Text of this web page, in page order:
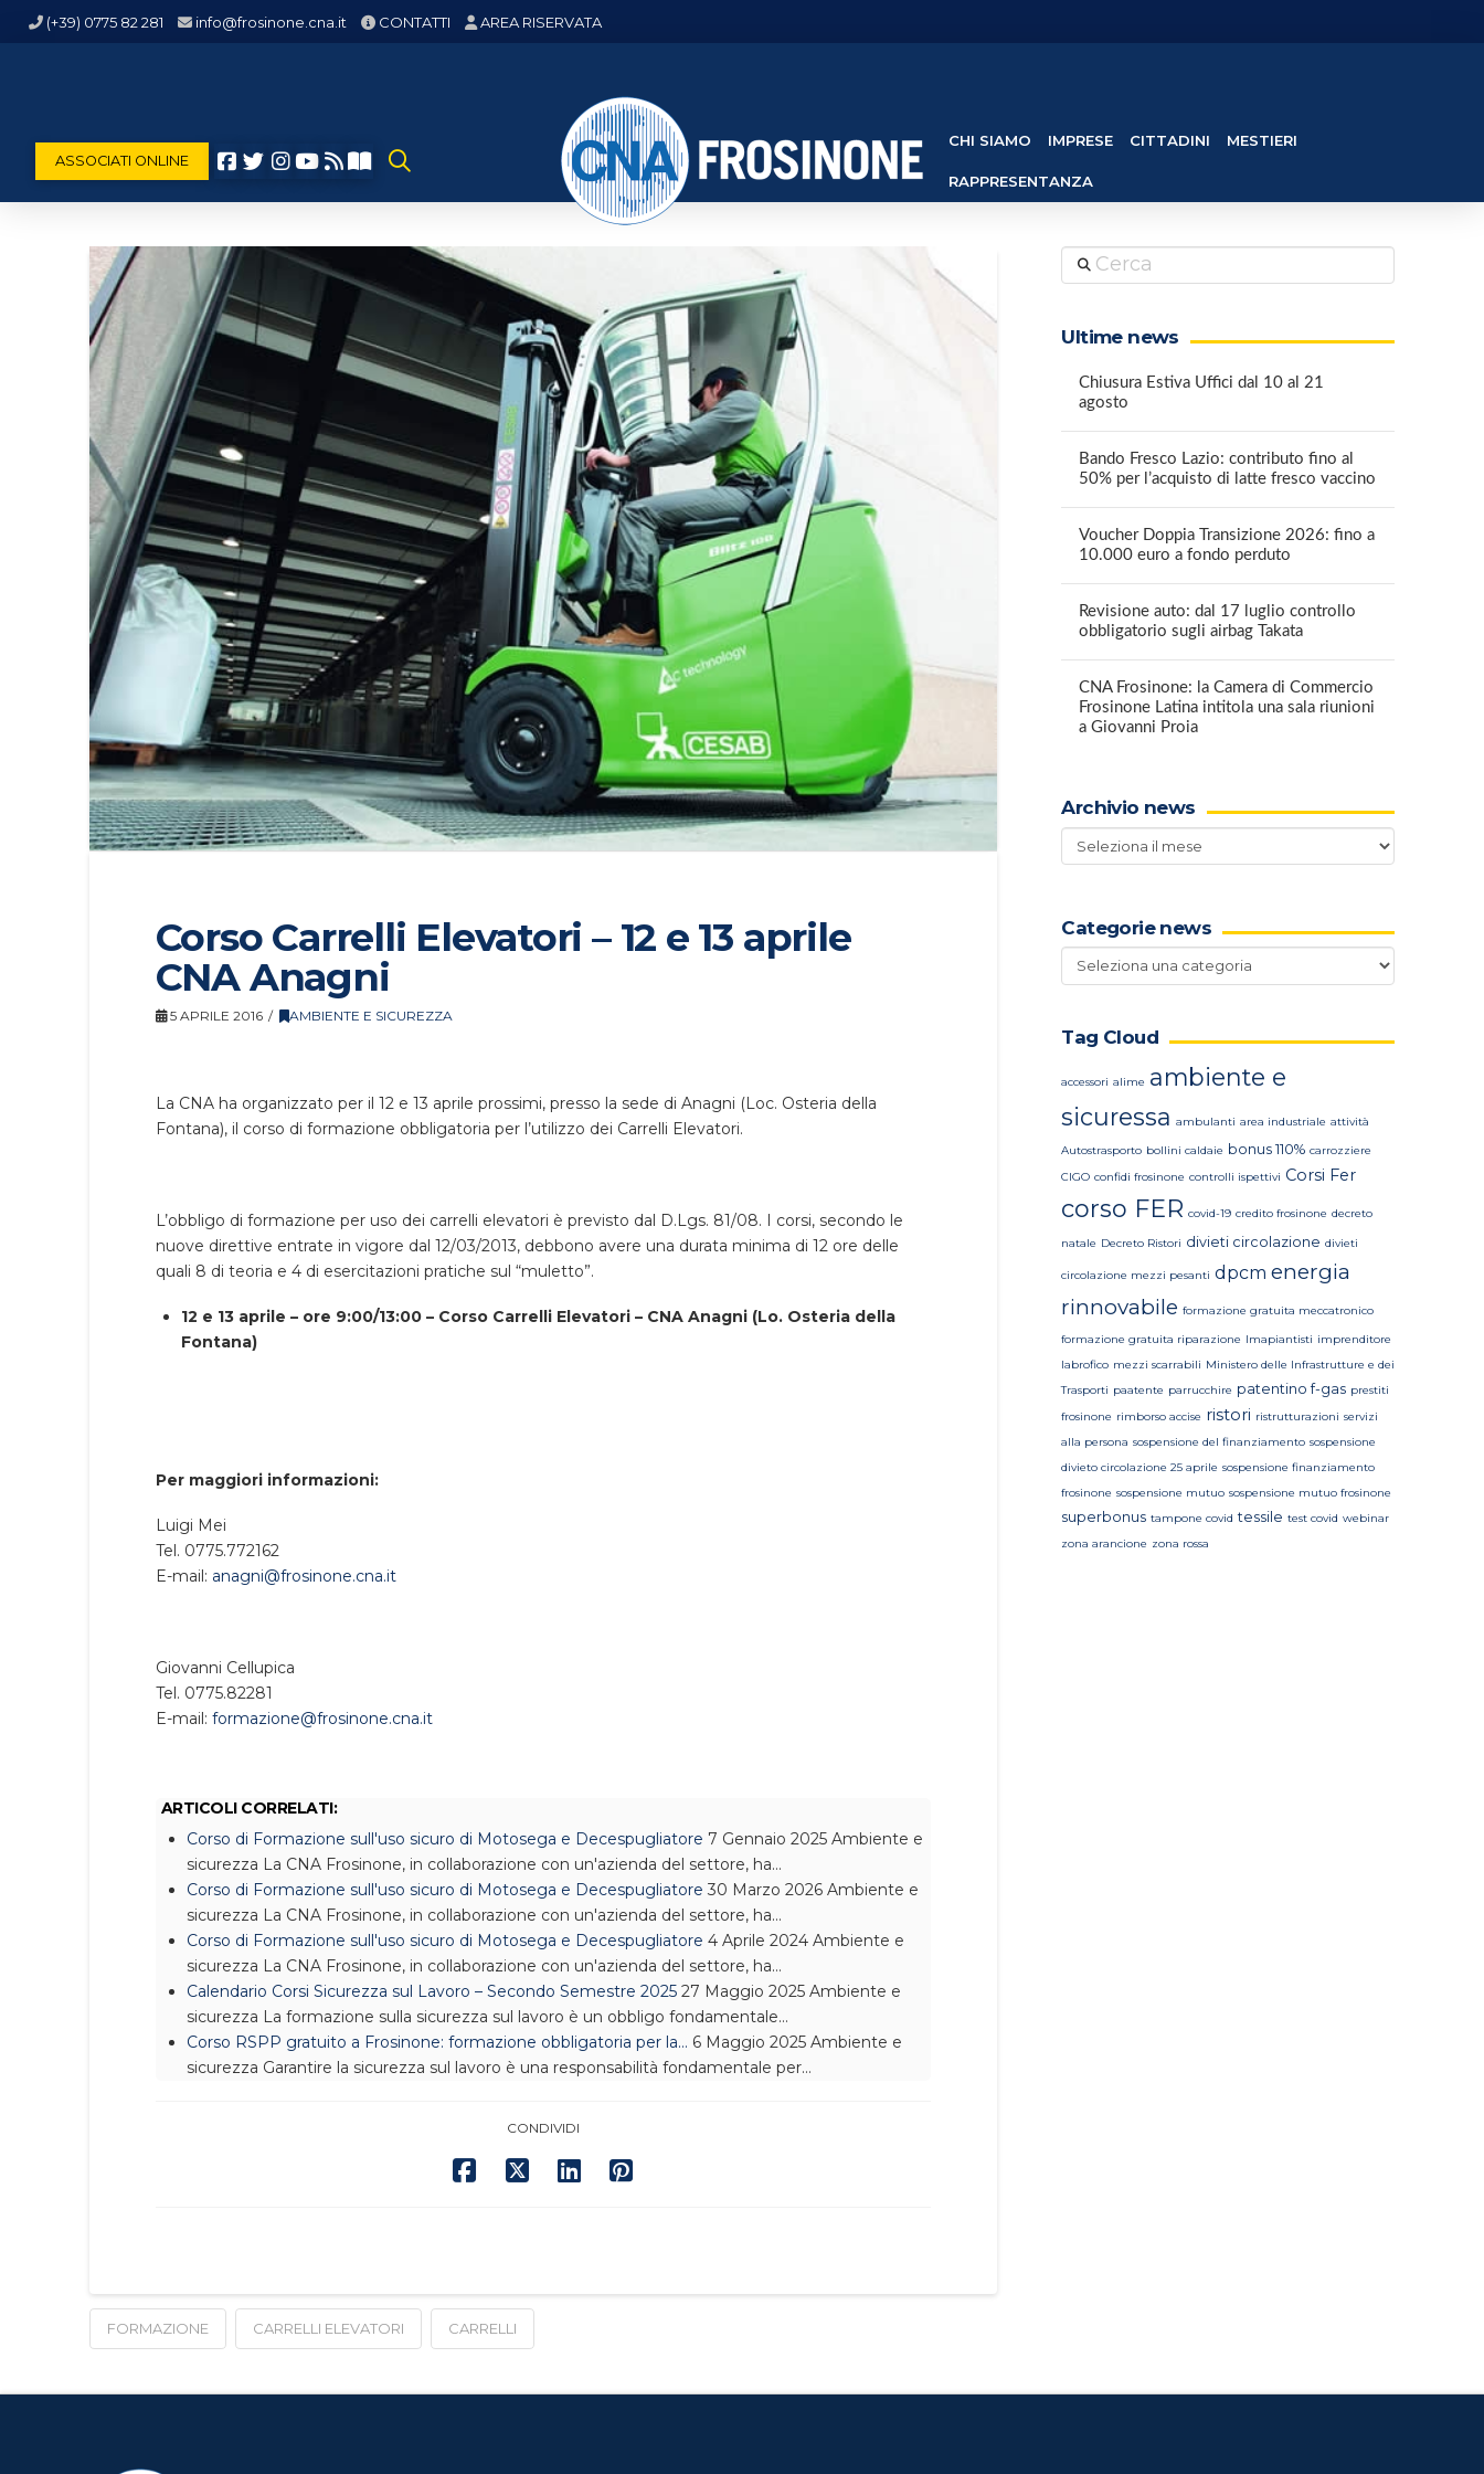
(+39) 0775 82 281 info@frosinone.cna.it CONTATTI AREA RISERVATA
ASSOCIATI ONLINE
CHI SIAMO IMPRESE CITTADINI MESTIERI
RAPPRESENTANZA
Corso Carrelli Elevatori – 12 e 13 aprile
CNA Anagni
5 APRILE 2016 AMBIENTE E SICUREZZA
La CNA ha organizzato per il 12 e 13 aprile prossimi, presso la sede di Anagni (Loc. Osteria della
Fontana), il corso di formazione obbligatoria per l’utilizzo dei Carrelli Elevatori.
L’obbligo di formazione per uso dei carrelli elevatori è previsto dal D.Lgs. 81/08. I corsi, secondo le
nuove direttive entrate in vigore dal 12/03/2013, debbono avere una durata minima di 12 ore delle
quali 8 di teoria e 4 di esercitazioni pratiche sul “muletto”.
12 e 13 aprile – ore 9:00/13:00 – Corso Carrelli Elevatori – CNA Anagni (Lo. Osteria della
Fontana)
Per maggiori informazioni:
Luigi Mei
Tel. 0775.772162
E-mail: anagni@frosinone.cna.it
Giovanni Cellupica
Tel. 0775.82281
E-mail: formazione@frosinone.cna.it
ARTICOLI CORRELATI:
Corso di Formazione sull'uso sicuro di Motosega e Decespugliatore 7 Gennaio 2025 Ambiente e
sicurezza La CNA Frosinone, in collaborazione con un'azienda del settore, ha…
Corso di Formazione sull'uso sicuro di Motosega e Decespugliatore 30 Marzo 2026 Ambiente e
sicurezza La CNA Frosinone, in collaborazione con un'azienda del settore, ha…
Corso di Formazione sull'uso sicuro di Motosega e Decespugliatore 4 Aprile 2024 Ambiente e
sicurezza La CNA Frosinone, in collaborazione con un'azienda del settore, ha…
Calendario Corsi Sicurezza sul Lavoro – Secondo Semestre 202527 Maggio 2025 Ambiente e
sicurezza La formazione sulla sicurezza sul lavoro è un obbligo fondamentale…
Corso RSPP gratuito a Frosinone: formazione obbligatoria per la… 6 Maggio 2025 Ambiente e
sicurezza Garantire la sicurezza sul lavoro è una responsabilità fondamentale per…
CONDIVIDI
FORMAZIONE CARRELLI ELEVATORI CARRELLI
Cerca
Ultime news
Chiusura Estiva Uffici dal 10 al 21
agosto
Bando Fresco Lazio: contributo fino al
50% per l’acquisto di latte fresco vaccino
Voucher Doppia Transizione 2026: fino a
10.000 euro a fondo perduto
Revisione auto: dal 17 luglio controllo
obbligatorio sugli airbag Takata
CNA Frosinone: la Camera di Commercio
Frosinone Latina intitola una sala riunioni
a Giovanni Proia
Archivio news
Archivio
news
Categorie news
Categorie
news
Tag Cloud
accessori alime ambiente e
sicuressa ambulanti area industriale attività
Autostrasporto bollini caldaie bonus 110% carrozziere
CIGO confidi frosinone controlli ispettivi Corsi Fer
corso FER covid-19 credito frosinone decreto
natale Decreto Ristori divieti circolazione divieti
circolazione mezzi pesanti dpcm energia
rinnovabile formazione gratuita meccatronico
formazione gratuita riparazione Imapiantisti imprenditore
labrofico mezzi scarrabili Ministero delle Infrastrutture e dei
Trasporti paatente parrucchire patentino f-gas prestiti
frosinone rimborso accise ristori ristrutturazioni servizi
alla persona sospensione del finanziamento sospensione
divieto circolazione 25 aprile sospensione finanziamento
frosinone sospensione mutuo sospensione mutuo frosinone
superbonus tampone covid tessile test covid webinar
zona arancione zona rossa